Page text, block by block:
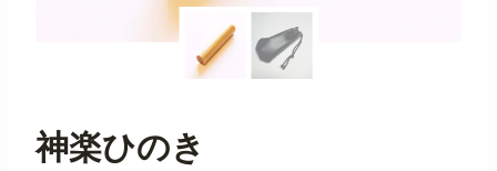
神楽ひのき